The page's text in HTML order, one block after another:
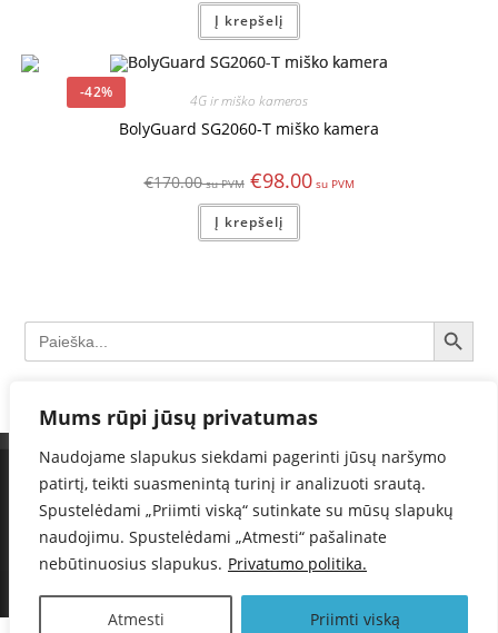
Mums rūpi jūsų privatumas
Naudojame slapukus siekdami pagerinti jūsų naršymo
patirtį, teikti suasmenintą turinį ir analizuoti srautą.
Spustelėdami „Priimti viską“ sutinkate su mūsų slapukų
naudojimu. Spustelėdami „Atmesti“ pašalinate
nebūtinuosius slapukus. Privatumo politika.
Atmesti Priimti viską
Į krepšelį
-42% 4G ir miško kameros
BolyGuard SG2060-T miško kamera
€170.00 €98.00
Į krepšelį
Search
for:
SEARCH BUTTON
Informacija telefonu :+37060371806
Sunteka, MB
© 2018-2024 Kameros24.lt. Visos teisės saugomos.